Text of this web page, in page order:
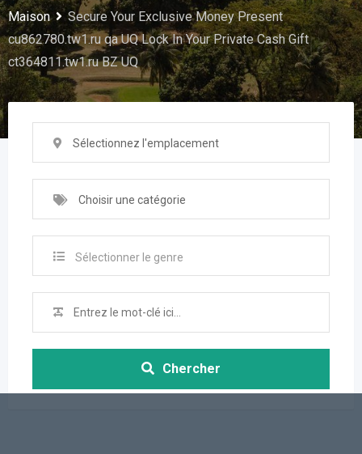
Maison
Secure Your Exclusive Money Present
cu862780.tw1.ru qa UQ Lock In Your Private Cash Gift
ct364811.tw1.ru BZ UQ
Sélectionnez l'emplacement
Choisir une catégorie
Sélectionner le genre
Chercher